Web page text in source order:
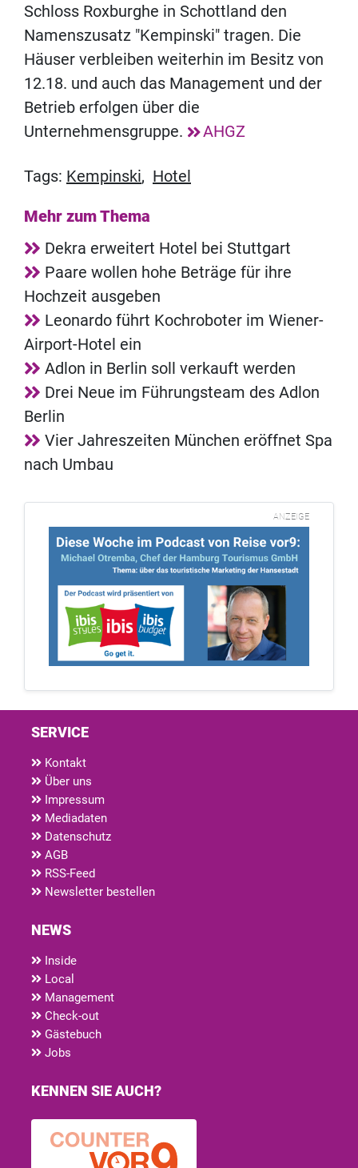
Schloss Roxburghe in Schottland den
Namenszusatz "Kempinski" tragen. Die
Häuser verbleiben weiterhin im Besitz von
12.18. und auch das Management und der
Betrieb erfolgen über die
Unternehmensgruppe.
AHGZ
Tags: Kempinski, Hotel
Mehr zum Thema
Dekra erweitert Hotel bei Stuttgart
Paare wollen hohe Beträge für ihre
Hochzeit ausgeben
Leonardo führt Kochroboter im Wiener-
Airport-Hotel ein
Adlon in Berlin soll verkauft werden
Drei Neue im Führungsteam des Adlon
Berlin
Vier Jahreszeiten München eröffnet Spa
nach Umbau
ANZEIGE
SERVICE
Kontakt
Über uns
Impressum
Mediadaten
Datenschutz
AGB
RSS-Feed
Newsletter bestellen
NEWS
Inside
Local
Management
Check-out
Gästebuch
Jobs
KENNEN SIE AUCH?